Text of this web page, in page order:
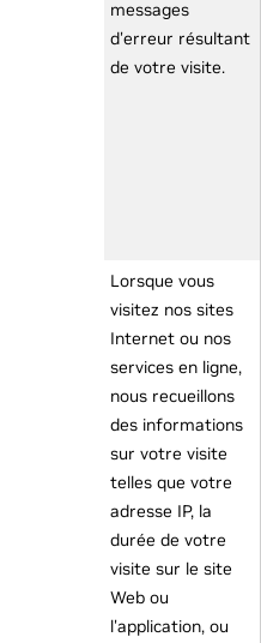
messages
d'erreur résultant
de votre visite.
Lorsque vous
visitez nos sites
Internet ou nos
services en ligne,
nous recueillons
des informations
sur votre visite
telles que votre
adresse IP, la
durée de votre
visite sur le site
Web ou
l'application, ou